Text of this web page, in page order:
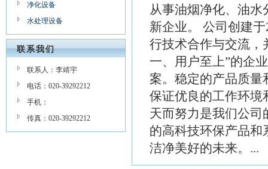
净化设备
水处理设备
联系我们
联系人：李靖宇
电话：020-39292212
手机：
传真：020-39292212
从事油烟净化、油
新企业。 公司创建
行技术合作与交流，
一、用户至上”的企
案。稳定的产品质量
保证优良的工作环境
天而努力是我们公司
的高科技环保产品和
洁净美好的未来。...